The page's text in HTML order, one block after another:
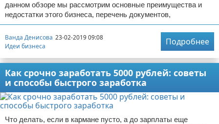
данном обзоре мы рассмотрим основные преимущества и
недостатки этого бизнеса, перечень документов,
Ванда Денисова 23-02-2019 09:08
Идеи бизнеса
Подробнее
Как срочно заработать 5000 рублей: советы
и способы быстрого заработка
Что делать, если в кармане пусто, а до зарплаты еще